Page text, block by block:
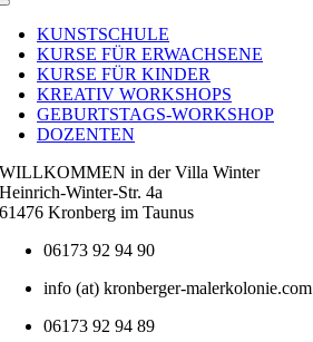
Toggle
NavigationKUNSTSCHULE
KURSE FÜR ERWACHSENE
KURSE FÜR KINDER
KREATIV WORKSHOPS
GEBURTSTAGS-WORKSHOP
DOZENTEN
WILLKOMMEN in der Villa Winter
Heinrich-Winter-Str. 4a
61476 Kronberg im Taunus
06173 92 94 90
info (at) kronberger-malerkolonie.com
06173 92 94 89